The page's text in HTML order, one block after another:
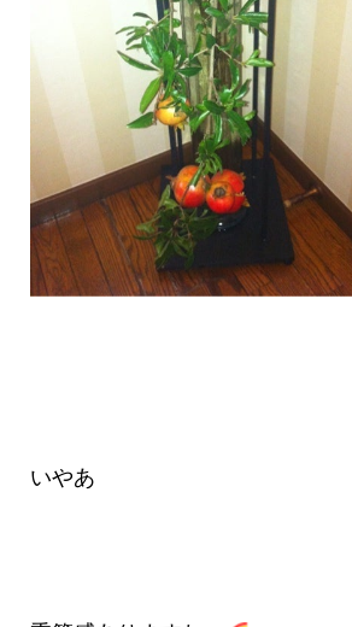
いやあ